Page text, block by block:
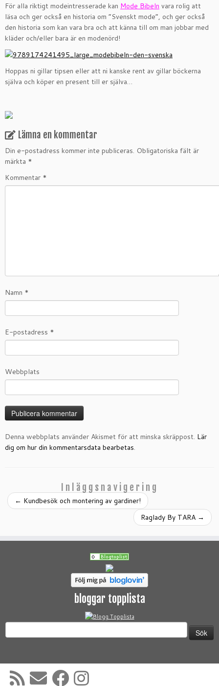
För alla riktigt modeintresserade kan Mode Bibeln vara rolig att
läsa och ger också en historia om ”Svenskt mode”, och ger också
den historia som kan vara bra och att känna till om man jobbar med
kläder och/eller bara är en modenörd!
Hoppas ni gillar tipsen eller att ni kanske rent av gillar böckerna
själva och köper en present till er själva…
Lämna en kommentar
Din e-postadress kommer inte publiceras. Obligatoriska fält är
märkta *
Kommentar *
Namn *
E-postadress *
Webbplats
Denna webbplats använder Akismet för att minska skräppost. Lär
dig om hur din kommentarsdata bearbetas.
Inläggsnavigering
← Kundbesök och montering av gardiner!
Raglady By TARA →
bloggar topplista
efter: